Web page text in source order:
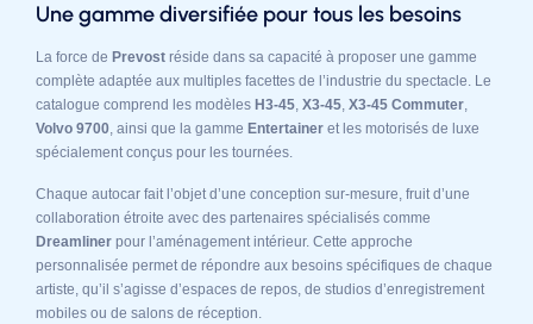
Une gamme diversifiée pour tous les besoins
La force de Prevost réside dans sa capacité à proposer une gamme
complète adaptée aux multiples facettes de l’industrie du spectacle. Le
catalogue comprend les modèles H3-45, X3-45, X3-45 Commuter,
Volvo 9700, ainsi que la gamme Entertainer et les motorisés de luxe
spécialement conçus pour les tournées.
Chaque autocar fait l’objet d’une conception sur-mesure, fruit d’une
collaboration étroite avec des partenaires spécialisés comme
Dreamliner pour l’aménagement intérieur. Cette approche
personnalisée permet de répondre aux besoins spécifiques de chaque
artiste, qu’il s’agisse d’espaces de repos, de studios d’enregistrement
mobiles ou de salons de réception.